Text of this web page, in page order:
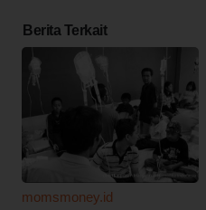
Berita Terkait
momsmoney.id